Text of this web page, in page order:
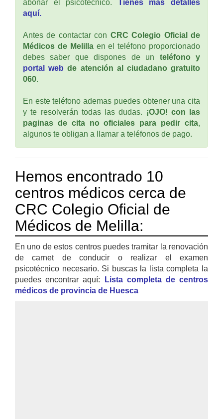
abonar el psicotécnico.
Tienes mas detalles
aquí.
Antes de contactar con CRC Colegio Oficial de
Médicos de Melillaen el teléfono proporcionado
debes saber que dispones de un teléfono y
portal web de atención al ciudadano gratuito
060.
En este teléfono ademas puedes obtener una cita
y te resolverán todas las dudas. ¡OJO! con las
paginas de cita no oficiales para pedir cita,
algunos te obligan a llamar a teléfonos de pago.
Hemos encontrado 10
centros médicos cerca de
CRC Colegio Oficial de
Médicos de Melilla:
En uno de estos centros puedes tramitar la renovación
de carnet de conducir o realizar el examen
psicotécnico necesario. Si buscas la lista completa la
puedes encontrar aquí:
Lista completa de centros
médicos de provincia de Huesca